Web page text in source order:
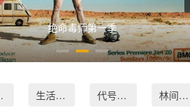
哥谭第
.. 生活、拉里.. 代号女士 林间鸽踪